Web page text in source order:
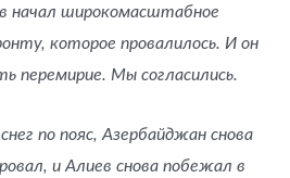
начал широкомасштабное
которое провалилось. И он
перемирие. Мы согласились.
по пояс, Азербайджан снова
и Алиев снова побежал в